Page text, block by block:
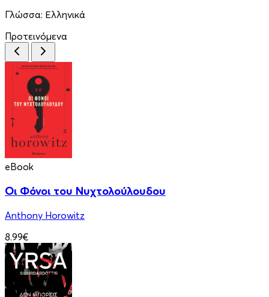
Γλώσσα: Ελληνικά
Προτεινόμενα
eBook
Οι Φόνοι του Νυχτολούλουδου
Anthony Horowitz
8.99€